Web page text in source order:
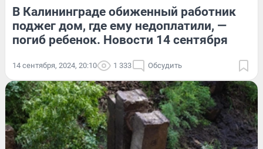
В Калининграде обиженный работник
поджег дом, где ему недоплатили, —
погиб ребенок. Новости 14 сентября
14 сентября, 2024, 20:10 1 333 Обсудить